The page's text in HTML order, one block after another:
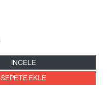
İNCELE
SEPETE EKLE